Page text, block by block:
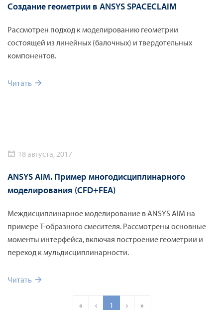
Создание геометрии в ANSYS SPACECLAIM
Рассмотрен подход к моделированию геометрии
состоящей из линейных (балочных) и твердотельных
компонентов.
Читать
18 августа, 2017
ANSYS AIM. Пример многодисциплинарного
моделирования (СFD+FEA)
Междисциплинарное моделирование в ANSYS AIM на
примере Т-образного смесителя. Рассмотрены основные
моменты интерфейса, включая построение геометрии и
переход к мульдисциплинарности.
Читать
« ‹ 1 › »